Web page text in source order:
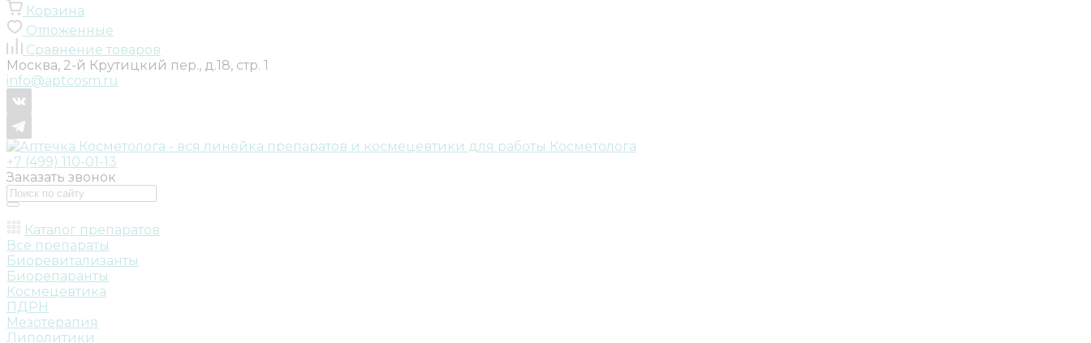
Корзина
Отложенные
Сравнение товаров
Москва, 2-й Крутицкий пер., д.18, стр. 1
info@aptcosm.ru
+7 (499) 110-01-13
Заказать звонок
Каталог препаратов
Все препараты
Биоревитализанты
Биорепаранты
Космецевтика
ПДРН
Мезотерапия
Липолитики